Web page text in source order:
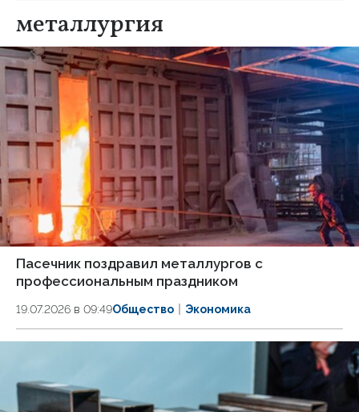
металлургия
Пасечник поздравил металлургов с
профессиональным праздником
19.07.2026 в 09:49Общество Экономика